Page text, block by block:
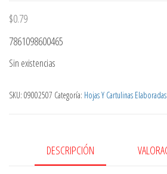
$0.79
7861098600465
Sin existencias
SKU: 09002507 Categoría: Hojas Y Cartulinas Elaboradas
DESCRIPCIÓN